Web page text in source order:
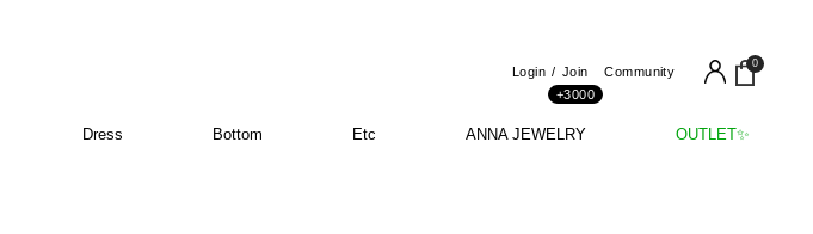
Login
Join
+3000
Community
0
Dress Bottom Etc ANNA JEWELRY OUTLET✨